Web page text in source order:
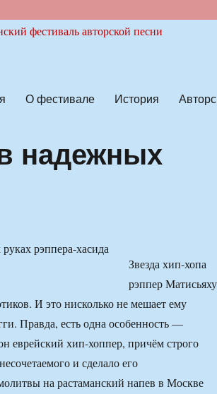
О фестивале История
надежных
Звезда хип-хопа
рэппер Матисьяху
И это нисколько не мешает ему
Правда, есть одна особенность —
еврейский хип-хоппер, причём строго
и сделало его
на растаманский напев в Москве